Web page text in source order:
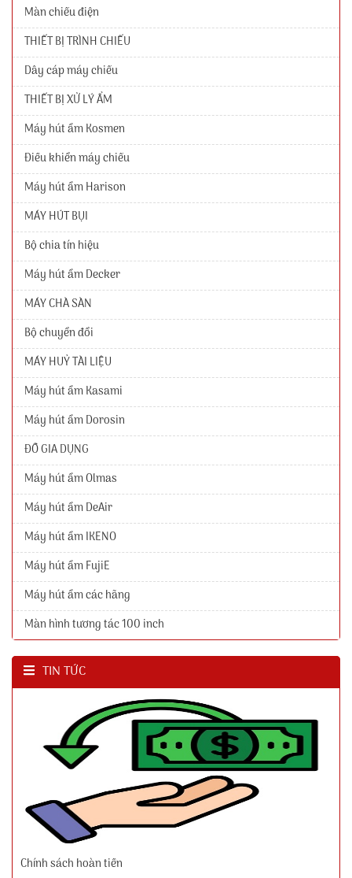
Màn chiếu điện
THIẾT BỊ TRÌNH CHIẾU
Dây cáp máy chiếu
THIẾT BỊ XỬ LÝ ẨM
Máy hút ẩm Kosmen
Điều khiển máy chiếu
Máy hút ẩm Harison
MÁY HÚT BỤI
Bộ chia tín hiệu
Máy hút ẩm Decker
MÁY CHÀ SÀN
Bộ chuyển đổi
MÁY HUỶ TÀI LIỆU
Máy hút ẩm Kasami
Máy hút ẩm Dorosin
ĐỒ GIA DỤNG
Máy hút ẩm Olmas
Máy hút ẩm DeAir
Máy hút ẩm IKENO
Máy hút ẩm FujiE
Máy hút ẩm các hãng
Màn hình tương tác 100 inch
TIN TỨC
Chính sách hoàn tiền